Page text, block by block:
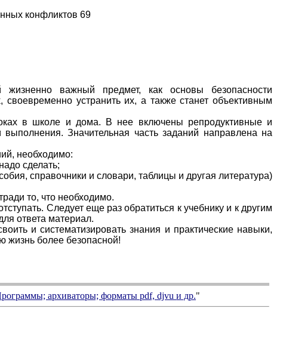
конфликтов 69
важный предмет, как основы безопасности
устранить их, а также станет объективным
в школе и дома. В нее включены репродуктивные и
Значительная часть заданий направлена на
необходимо:
сделать;
справочники и словари, таблицы и другая литература)
то, что необходимо.
Следует еще раз обратиться к учебнику и к другим
ответа материал.
и систематизировать знания и практические навыки,
жизнь более безопасной!
архиваторы; форматыpdf, djvuи др."